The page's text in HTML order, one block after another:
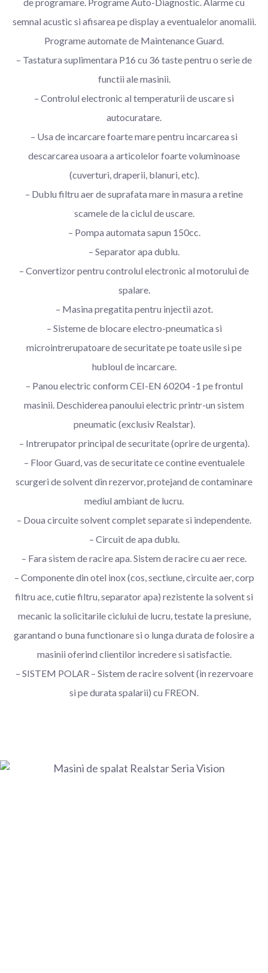
semnal acustic si afisarea pe display a eventualelor anomalii.
Programe automate de Maintenance Guard.
– Tastatura suplimentara P16 cu 36 taste pentru o serie de
functii ale masinii.
– Controlul electronic al temperaturii de uscare si
autocuratare.
– Usa de incarcare foarte mare pentru incarcarea si
descarcarea usoara a articolelor foarte voluminoase
(cuverturi, draperii, blanuri, etc).
– Dublu filtru aer de suprafata mare in masura a retine
scamele de la ciclul de uscare.
– Pompa automata sapun 150cc.
– Separator apa dublu.
– Convertizor pentru controlul electronic al motorului de
spalare.
– Masina pregatita pentru injectii azot.
– Sisteme de blocare electro-pneumatica si
microintrerupatoare de securitate pe toate usile si pe
hubloul de incarcare.
– Panou electric conform CEI-EN 60204 -1 pe frontul
masinii. Deschiderea panoului electric printr-un sistem
pneumatic (exclusiv Realstar).
– Intrerupator principal de securitate (oprire de urgenta).
– Floor Guard, vas de securitate ce contine eventualele
scurgeri de solvent din rezervor, protejand de contaminare
mediul ambiant de lucru.
– Doua circuite solvent complet separate si independente.
– Circuit de apa dublu.
– Fara sistem de racire apa. Sistem de racire cu aer rece.
– Componente din otel inox (cos, sectiune, circuite aer, corp
filtru ace, cutie filtru, separator apa) rezistente la solvent si
mecanic la solicitarile ciclului de lucru, testate la presiune,
garantand o buna functionare si o lunga durata de folosire a
masinii oferind clientilor incredere si satisfactie.
– SISTEM POLAR – Sistem de racire solvent (in rezervoare
si pe durata spalarii) cu FREON.